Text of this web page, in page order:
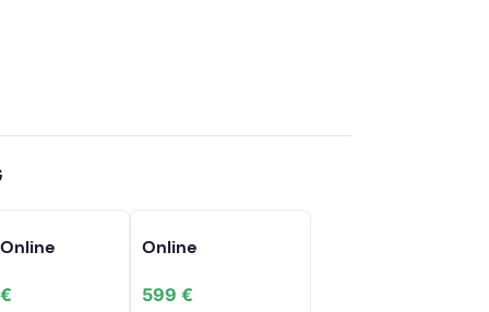
Online
599 €